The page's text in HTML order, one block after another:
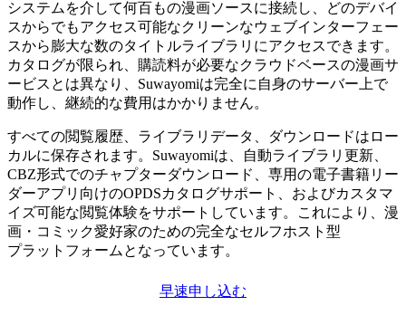
システムを介して何百もの漫画ソースに接続し、どのデバイ
スからでもアクセス可能なクリーンなウェブインターフェー
スから膨大な数のタイトルライブラリにアクセスできます。
カタログが限られ、購読料が必要なクラウドベースの漫画サ
ービスとは異なり、Suwayomiは完全に自身のサーバー上で
動作し、継続的な費用はかかりません。
すべての閲覧履歴、ライブラリデータ、ダウンロードはロー
カルに保存されます。Suwayomiは、自動ライブラリ更新、
CBZ形式でのチャプターダウンロード、専用の電子書籍リー
ダーアプリ向けのOPDSカタログサポート、およびカスタマ
イズ可能な閲覧体験をサポートしています。これにより、漫
画・コミック愛好家のための完全なセルフホスト型
プラットフォーム となっています。
早速申し込む